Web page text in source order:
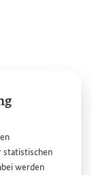
statistischen
werden